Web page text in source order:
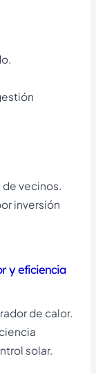
vecinos.
inversión
y eficiencia
de calor.
solar.